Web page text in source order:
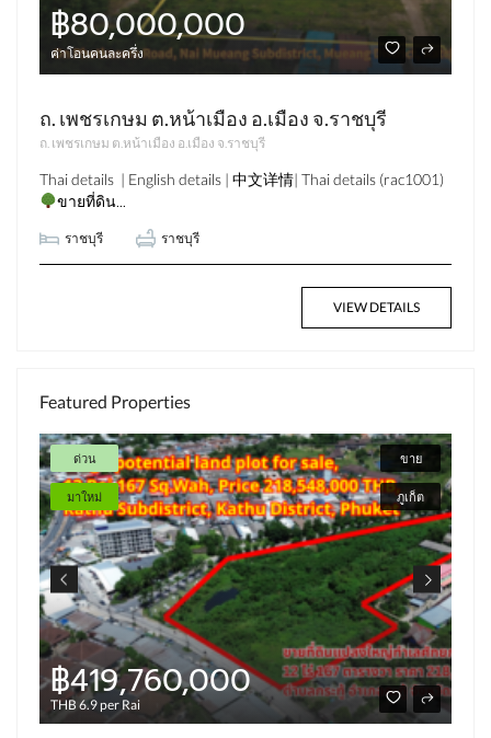
฿80,000,000
ค่าโอนคนละครึ่ง
ถ. เพชรเกษม ต.หน้าเมือง อ.เมือง จ.ราชบุรี
ถ. เพชรเกษม ต.หน้าเมือง อ.เมือง จ.ราชบุรี
Thai details | English details | 中文详情| Thai details (rac1001)
ขายที่ดิน...
ราชบุรี ราชบุรี
VIEW DETAILS
Featured Properties
ด่วน
มาใหม่
ขาย
ภูเก็ต
฿419,760,000
THB 6.9 per Rai